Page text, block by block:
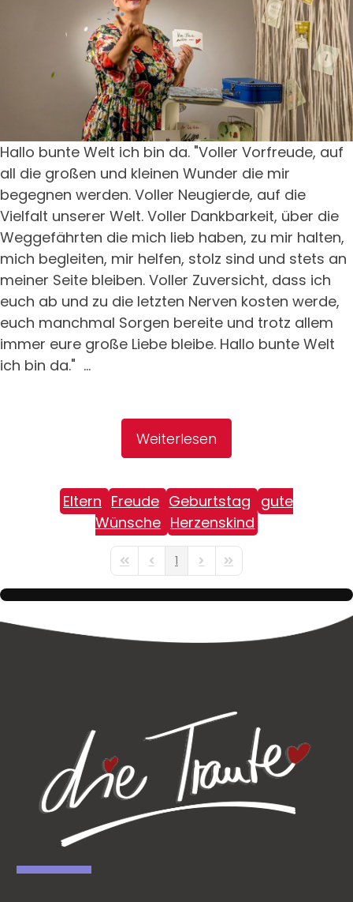
Hallo bunte Welt ich bin da. "Voller Vorfreude, auf
all die großen und kleinen Wunder die mir
begegnen werden. Voller Neugierde, auf die
Vielfalt unserer Welt. Voller Dankbarkeit, über die
Weggefährten die mich lieb haben, zu mir halten,
mich begleiten, mir helfen, stolz sind und stets an
meiner Seite bleiben. Voller Zuversicht, dass ich
euch ab und zu die letzten Nerven kosten werde,
euch manchmal Sorgen bereite und trotz allem
immer eure große Liebe bleibe. Hallo bunte Welt
ich bin da." ...
Weiterlesen
Eltern Freude Geburtstag gute
Wünsche Herzenskind
First PagePrevious Page
1 Next PageLast Page